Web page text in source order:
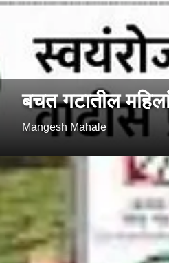
बचत गटातील
Mangesh Mahale